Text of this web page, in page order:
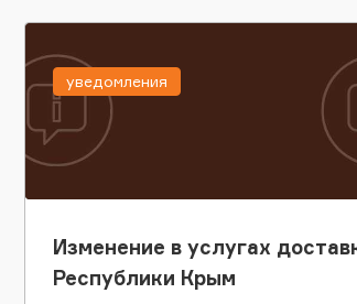
Изменение в услугах
Республики Крым
уведомления